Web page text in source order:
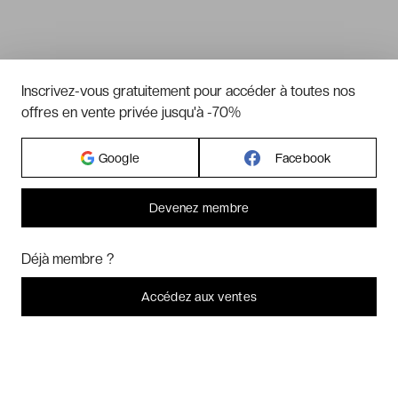
Inscrivez-vous gratuitement pour accéder à toutes nos
offres en vente privée jusqu'à -70%
Google Facebook
Devenez membre
Déjà membre ?
Accédez aux ventes
Marketing? Vous pouvez toujours modifier ou retirer votre
Je refuse C'est bon.